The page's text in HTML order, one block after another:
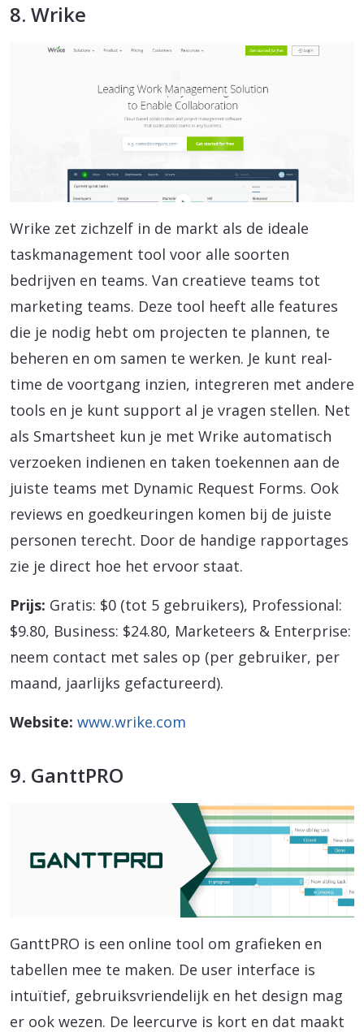
8. Wrike
Wrike zet zichzelf in de markt als de ideale
taskmanagement tool voor alle soorten
bedrijven en teams. Van creatieve teams tot
marketing teams. Deze tool heeft alle features
die je nodig hebt om projecten te plannen, te
beheren en om samen te werken. Je kunt real-
time de voortgang inzien, integreren met andere
tools en je kunt support al je vragen stellen. Net
als Smartsheet kun je met Wrike automatisch
verzoeken indienen en taken toekennen aan de
juiste teams met Dynamic Request Forms. Ook
reviews en goedkeuringen komen bij de juiste
personen terecht. Door de handige rapportages
zie je direct hoe het ervoor staat.
Prijs: Gratis: $0 (tot 5 gebruikers), Professional:
$9.80, Business: $24.80, Marketeers & Enterprise:
neem contact met sales op (per gebruiker, per
maand, jaarlijks gefactureerd).
Website: www.wrike.com
9. GanttPRO
GanttPRO is een online tool om grafieken en
tabellen mee te maken. De user interface is
intuïtief, gebruiksvriendelijk en het design mag
er ook wezen. De leercurve is kort en dat maakt